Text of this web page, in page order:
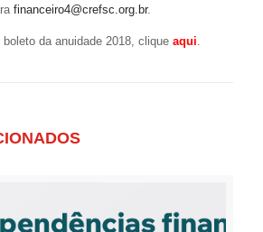
financeiro4@crefsc.org.br.
boleto da anuidade 2018, cliqueaqui.